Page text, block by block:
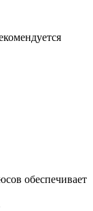
обеспечивает